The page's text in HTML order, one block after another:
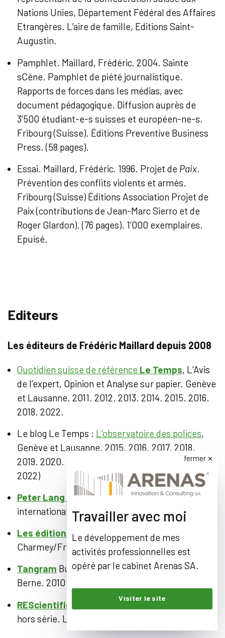
Nations Unies, Département Fédéral des Affaires
Etrangères. L’aire de famille, Editions Saint-
Augustin.
Pamphlet. Maillard, Frédéric. 2004. Sainte
sCène. Pamphlet de piété journalistique.
Rapports de forces dans les médias, avec
document pédagogique. Diffusion auprès de
3’500 étudiant-e-s suisses et européen-ne-s.
Fribourg (Suisse). Éditions Preventive Business
Press. (58 pages).
Essai. Maillard, Frédéric. 1996. Projet de Paix.
Prévention des conflits violents et armés.
Fribourg (Suisse) Éditions Association Projet de
Paix (contributions de Jean-Marc Sierro et de
Roger Glardon). (76 pages). 1’000 exemplaires.
Epuisé.
Editeurs
Les éditeurs de Frédéric Maillard depuis 2008
Quotidien suisse de référence Le Temps, L’Avis
de l’expert, Opinion et Analyse sur papier. Genève
et Lausanne. 2011. 2012. 2013. 2014. 2015. 2016.
2018. 2022.
Le blog Le Temps : L’observatoire des polices,
Genève et Lausanne. 2015. 2016. 2017. 2018.
2019. 2020. 2021 (120ème édition de blog le 2 mai
2022)
Peter Lang SA, Editions scientifiques
internationales, Berne. 2012
Les éditions de L’Hèbe
, La Question.
Charmey/Fribourg. 2010
Tangram Bulletin 26, Confédération suisse.
Berne. 2010
REScientifique
, Revue Economique et Sociale,
hors série. Lausanne. 2008, 2009
fermer
Travailler avec moi
Le développement de mes
activités professionnelles est
opéré par le cabinet Arenas SA.
Visiter le site